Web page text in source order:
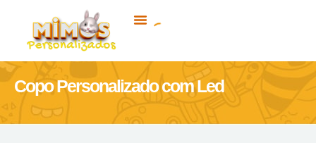
Copo Personalizado com Led